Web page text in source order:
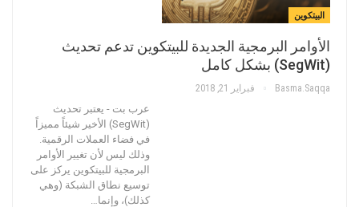
البيتكوين
الأوامر البرمجية الجديدة للبيتكوين تدعم تحديث
(SegWit) بشكل كامل
Basma.saqqa فبراير 21, 2018
عرب بت - يعتبر تحديث
(SegWit) الأخير شيئاً مميزاً
في فضاء العملات الرقمية.
وذلك ليس لأن تغيير الأوامر
البرمجية للبيتكوين يركز على
توسيع نطاق الشبكة (وهي
كذلك)، وإنما…